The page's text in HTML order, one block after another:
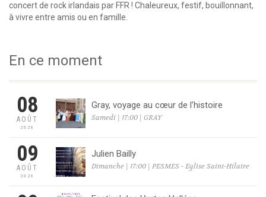
concert de rock irlandais par FFR ! Chaleureux, festif, bouillonnant,
à vivre entre amis ou en famille.
En ce moment
08
AOÛT
2026
Gray, voyage au cœur de l’histoire
Samedi | 17:00 | GRAY
09
AOÛT
2026
Julien Bailly
Dimanche | 17:00 | PESMES - Eglise Saint-Hilaire